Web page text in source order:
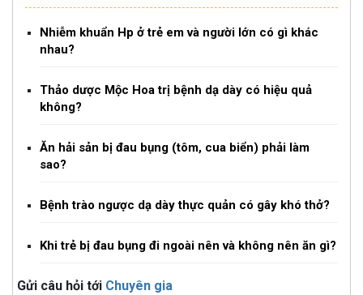
Nhiễm khuẩn Hp ở trẻ em và người lớn có gì khác
nhau?
Thảo dược Mộc Hoa trị bệnh dạ dày có hiệu quả
không?
Ăn hải sản bị đau bụng (tôm, cua biển) phải làm
sao?
Bệnh trào ngược dạ dày thực quản có gây khó thở?
Khi trẻ bị đau bụng đi ngoài nên và không nên ăn gì?
Gửi câu hỏi tới Chuyên gia